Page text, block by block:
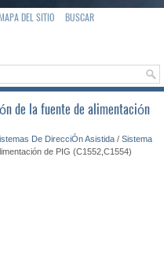
DEL SITIO BUSCAR
de la fuente de alimentación
De DirecciÓn Asistida / Sistema
de PIG (C1552,C1554)